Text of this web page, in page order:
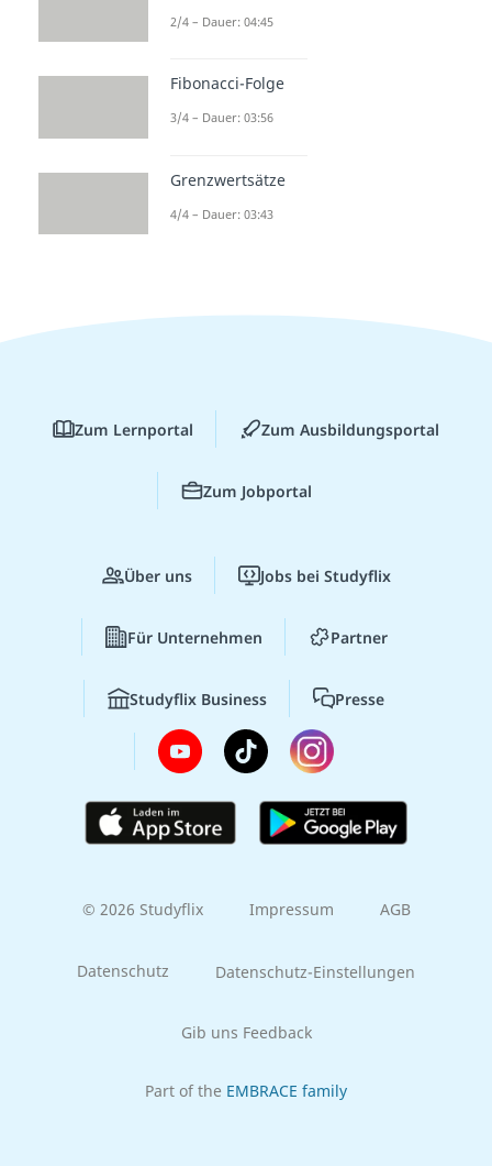
2/4 – Dauer: 04:45
Fibonacci-Folge
3/4 – Dauer: 03:56
Grenzwertsätze
4/4 – Dauer: 03:43
Zum Lernportal Zum Ausbildungsportal
Zum Jobportal
Über uns Jobs bei Studyflix
Für Unternehmen Partner
Studyflix Business Presse
© 2026 Studyflix Impressum AGB
Datenschutz Datenschutz-Einstellungen
Gib uns Feedback
Part of the EMBRACE family